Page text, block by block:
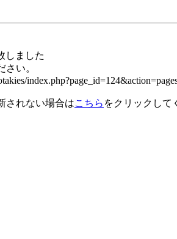
しました
い。
されない場合はこちら をクリックして